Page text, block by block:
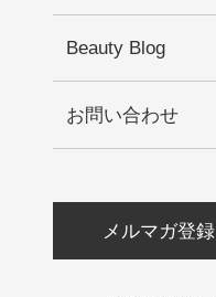
Beauty Blog
お問い合わせ
メルマガ登録